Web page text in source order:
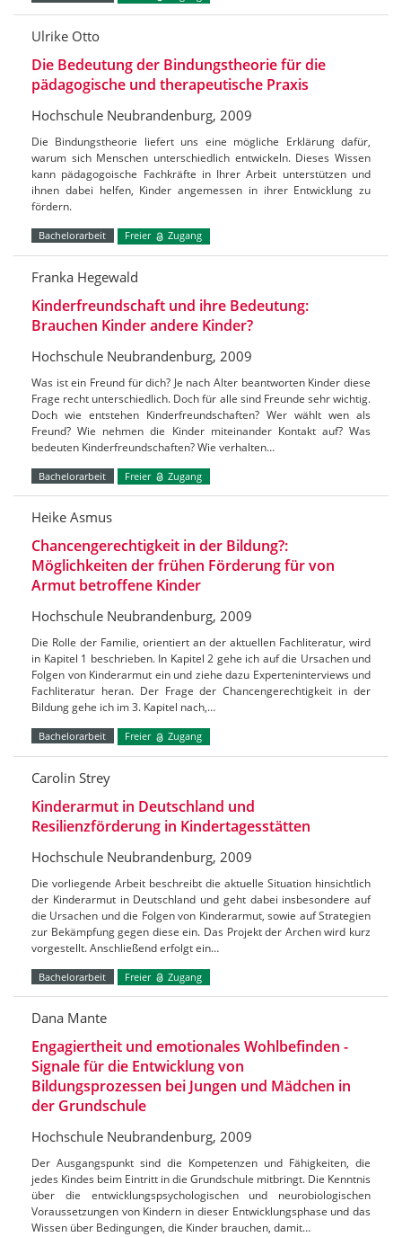
Ulrike Otto
Die Bedeutung der Bindungstheorie für die
pädagogische und therapeutische Praxis
Hochschule Neubrandenburg, 2009
Die Bindungstheorie liefert uns eine mögliche Erklärung dafür,
warum sich Menschen unterschiedlich entwickeln. Dieses Wissen
kann pädagogoische Fachkräfte in Ihrer Arbeit unterstützen und
ihnen dabei helfen, Kinder angemessen in ihrer Entwicklung zu
fördern.
Bachelorarbeit Freier Zugang
Franka Hegewald
Kinderfreundschaft und ihre Bedeutung:
Brauchen Kinder andere Kinder?
Hochschule Neubrandenburg, 2009
Was ist ein Freund für dich? Je nach Alter beantworten Kinder diese
Frage recht unterschiedlich. Doch für alle sind Freunde sehr wichtig.
Doch wie entstehen Kinderfreundschaften? Wer wählt wen als
Freund? Wie nehmen die Kinder miteinander Kontakt auf? Was
bedeuten Kinderfreundschaften? Wie verhalten…
Bachelorarbeit Freier Zugang
Heike Asmus
Chancengerechtigkeit in der Bildung?:
Möglichkeiten der frühen Förderung für von
Armut betroffene Kinder
Hochschule Neubrandenburg, 2009
Die Rolle der Familie, orientiert an der aktuellen Fachliteratur, wird
in Kapitel 1 beschrieben. In Kapitel 2 gehe ich auf die Ursachen und
Folgen von Kinderarmut ein und ziehe dazu Experteninterviews und
Fachliteratur heran. Der Frage der Chancengerechtigkeit in der
Bildung gehe ich im 3. Kapitel nach,…
Bachelorarbeit Freier Zugang
Carolin Strey
Kinderarmut in Deutschland und
Resilienzförderung in Kindertagesstätten
Hochschule Neubrandenburg, 2009
Die vorliegende Arbeit beschreibt die aktuelle Situation hinsichtlich
der Kinderarmut in Deutschland und geht dabei insbesondere auf
die Ursachen und die Folgen von Kinderarmut, sowie auf Strategien
zur Bekämpfung gegen diese ein. Das Projekt der Archen wird kurz
vorgestellt. Anschließend erfolgt ein…
Bachelorarbeit Freier Zugang
Dana Mante
Engagiertheit und emotionales Wohlbefinden -
Signale für die Entwicklung von
Bildungsprozessen bei Jungen und Mädchen in
der Grundschule
Hochschule Neubrandenburg, 2009
Der Ausgangspunkt sind die Kompetenzen und Fähigkeiten, die
jedes Kindes beim Eintritt in die Grundschule mitbringt. Die Kenntnis
über die entwicklungspsychologischen und neurobiologischen
Voraussetzungen von Kindern in dieser Entwicklungsphase und das
Wissen über Bedingungen, die Kinder brauchen, damit…